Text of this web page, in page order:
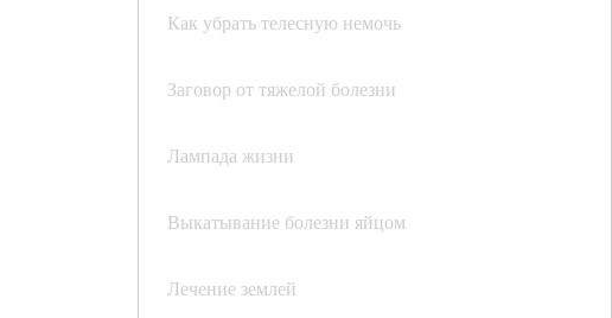
Как убрать телесную немочь
Заговор от тяжелой болезни
Лампада жизни
Выкатывание болезни яйцом
Лечение землей